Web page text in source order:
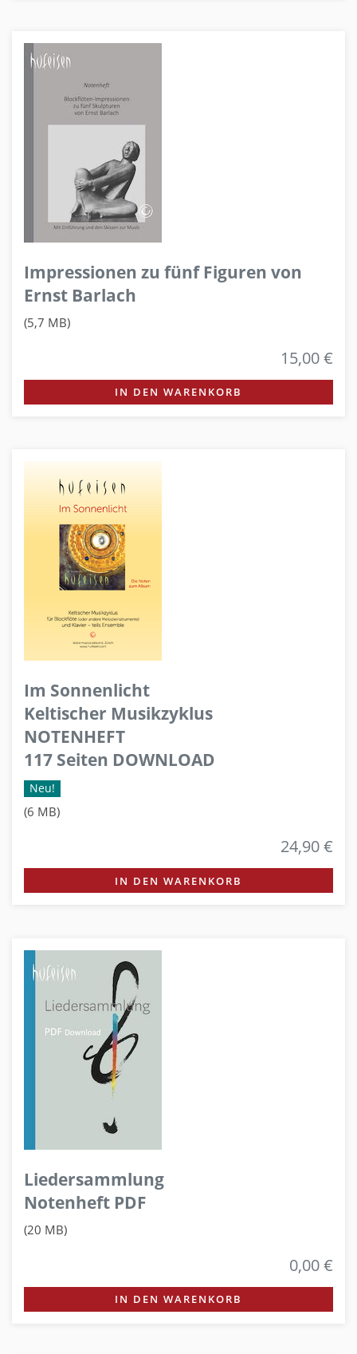
Impressionen zu fünf Figuren von
Ernst Barlach
(5,7 MB)
15,00 €
IN DEN WARENKORB
Im Sonnenlicht
Keltischer Musikzyklus
NOTENHEFT
117 Seiten DOWNLOAD
Neu!
(6 MB)
24,90 €
IN DEN WARENKORB
Liedersammlung
Notenheft PDF
(20 MB)
0,00 €
IN DEN WARENKORB